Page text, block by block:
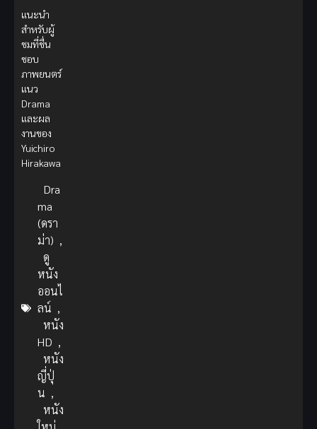
แนะนำ
สำหรับผู้
ชมที่ชื่น
ชอบ
ภาพยนตร์
แนว
Drama
และผล
งานของ
Yuichiro
Hirakawa
Dra
ma
(ดรา
ม่า) ,
ดู
หนัง
ออนไ
ลน์ ,
หนัง
HD ,
หนัง
ญี่ปุ่
น ,
หนัง